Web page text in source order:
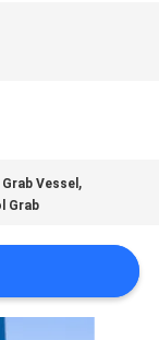
Vessel ,
Grab